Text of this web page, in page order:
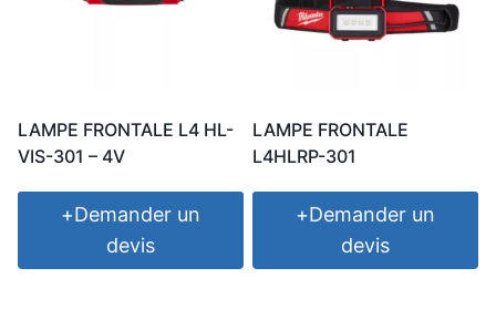
LAMPE FRONTALE L4 HL-
VIS-301 – 4V
+Demander un
devis
LAMPE FRONTALE
L4HLRP-301
+Demander un
devis